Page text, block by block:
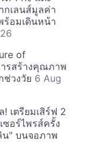
กเลนส์มูลค่า
ร้อมเดินหน้า
of
รสร้างคุณภาพ
ช่วงวัย 6 Aug
! เตรียมเสิร์ฟ 2
ซอร์ไพรส์ครั้ง
น" บนจอภาพ